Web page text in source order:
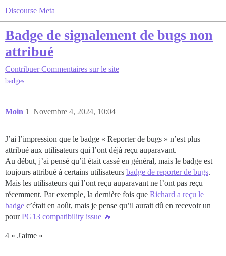
Discourse Meta
Badge de signalement de bugs non
attribué
Contribuer Commentaires sur le site
badges
Moin Novembre 4, 2024, 10:04
1
J’ai l’impression que le badge « Reporter de bugs » n’est plus
attribué aux utilisateurs qui l’ont déjà reçu auparavant.
Au début, j’ai pensé qu’il était cassé en général, mais le badge est
toujours attribué à certains utilisateurs badge de reporter de bugs.
Mais les utilisateurs qui l’ont reçu auparavant ne l’ont pas reçu
récemment. Par exemple, la dernière fois que Richard a reçu le
badge c’était en août, mais je pense qu’il aurait dû en recevoir un
pourPG13 compatibility issue 🔥
4 « J'aime »